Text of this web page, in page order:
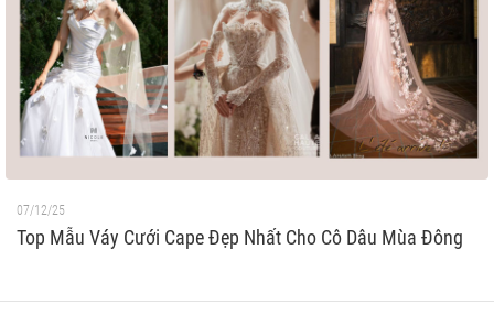
07/12/25
Top Mẫu Váy Cưới Cape Đẹp Nhất Cho Cô Dâu Mùa Đông